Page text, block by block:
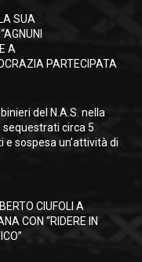
SUA
A
PARTECIPATA
del N.A.S. nella
circa 5
e sospesa un’attività di
CIUFOLI A
CON “RIDERE IN